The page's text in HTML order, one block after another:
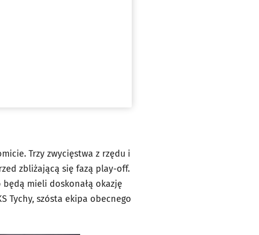
Trzy zwycięstwa z rzędu i
zbliżającą się fazą play-off.
będą mieli doskonałą okazję
Tychy, szósta ekipa obecnego